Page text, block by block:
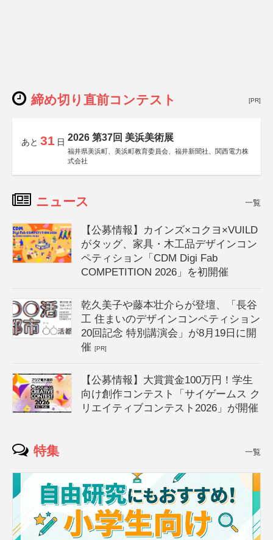
締め切り直前コンテスト [PR]
あと 31 日 2026 第37回 美浜美術展
福井県美浜町、美浜町教育委員会、福井新聞社、関西電力株
式会社
ニュース 一覧
【公募情報】カインズ×コクヨ×VUILD
がタッグ、家具・木工品デザインコン
ペティション「CDM Digi Fab
COMPETITION 2026」を初開催
乾久美子や藤本壮介らが登壇、「長谷
工 住まいのデザインコンペティション
20回記念 特別講演会」が8月19日に開
催[PR]
【公募情報】大賞賞金100万円！学生
向け創作コンテスト「サイゲームス ク
リエイティブコンテスト2026」が開催
特集 一覧